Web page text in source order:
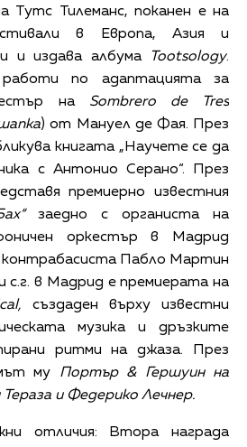
Тутс Тилеманс, поканен е на
в Европа, Азия и
и издава албума
Tootsology.
по адаптацията за
на Sombrero de Tres
) от Мануел де Фая. През
книгата „Научете се да
с Антонио Серано“. През
премиерно известния
заедно с органиста на
оркестър в Мадрид
контрабасиста Пабло Мартин
с.г. в Мадрид е премиерата на
създаден върху известни
музика и дръзките
ритми на джаза. През
му Портър & Гершуин на
и Федерико Лечнер.
отличия: Втора награда